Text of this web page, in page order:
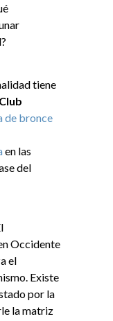
tiene
Club
de bronce
en las
del
Occidente
el
Existe
por la
la matriz